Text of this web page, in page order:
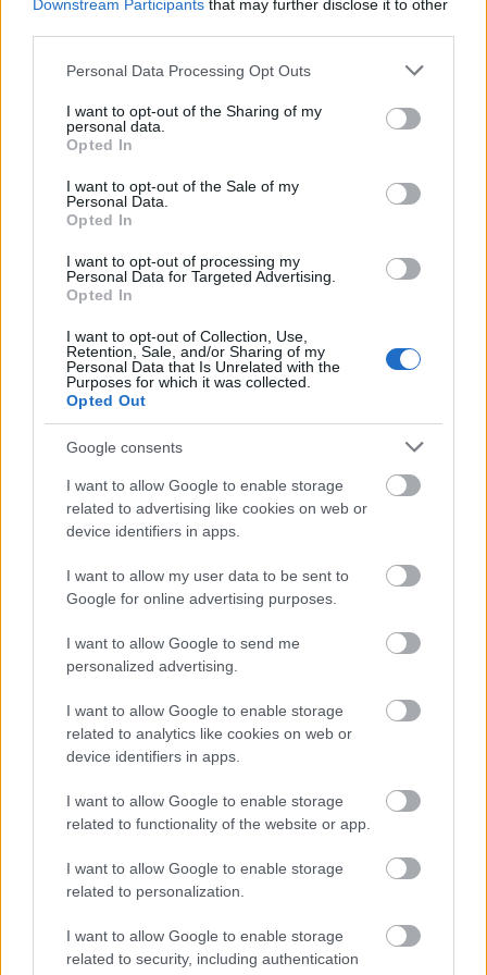
Downstream Participants that may further disclose it to other
Please note that this website/app uses one or more Google
not limited to your visit or usage behaviour. You may click to
grant or deny consent to Google and its third-party tags to
use your data for below specified purposes in below Google
consent section.
Personal Data Processing Opt Outs
I want to opt-out of the Sharing of my
personal data.
Opted In
I want to opt-out of the Sale of my
Personal Data.
Opted In
I want to opt-out of processing my
Personal Data for Targeted Advertising.
Opted In
I want to opt-out of Collection, Use,
Retention, Sale, and/or Sharing of my
Personal Data that Is Unrelated with the
Purposes for which it was collected.
Opted Out
Google consents
I want to allow Google to enable storage
related to advertising like cookies on web or
device identifiers in apps.
I want to allow my user data to be sent to
Google for online advertising purposes.
I want to allow Google to send me
personalized advertising.
I want to allow Google to enable storage
related to analytics like cookies on web or
device identifiers in apps.
I want to allow Google to enable storage
related to functionality of the website or app.
I want to allow Google to enable storage
related to personalization.
I want to allow Google to enable storage
related to security, including authentication
illatban, egy kevés citromfű, bodza és érett egres
villan még fel. Penge savak (8,3 g/l) vezetik az acélos,
egyenes kortyot, hosszan kitartva, miközben egy
élüket. Ez szájban még csak-csak sikerül, de
gyomorban azért visszaüt a sav. Egy kevés szén-
ez csak szemre tűnik fel. Ízben is a citrusos jegyek
viszik a prímet, itt is jön némi alma, a háttérben
érintésnyi bodza, citromfű, egy pici egres és zöld
villanások. Nem a legtipikusabb sauvignon blanc,
van egy kis riesling-es beütése, részben a
maradékcukornak is köszönhetően, a sav viszont
még így is túl sok (nekem).6p-
Weingut Georg Mosbacher Fumé Sauvignon